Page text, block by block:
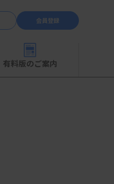
会員登録
有料版のご案内